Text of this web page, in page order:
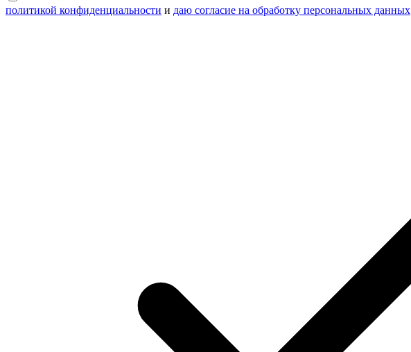
политикой конфиденциальности и даю согласие на обработку персональных данных